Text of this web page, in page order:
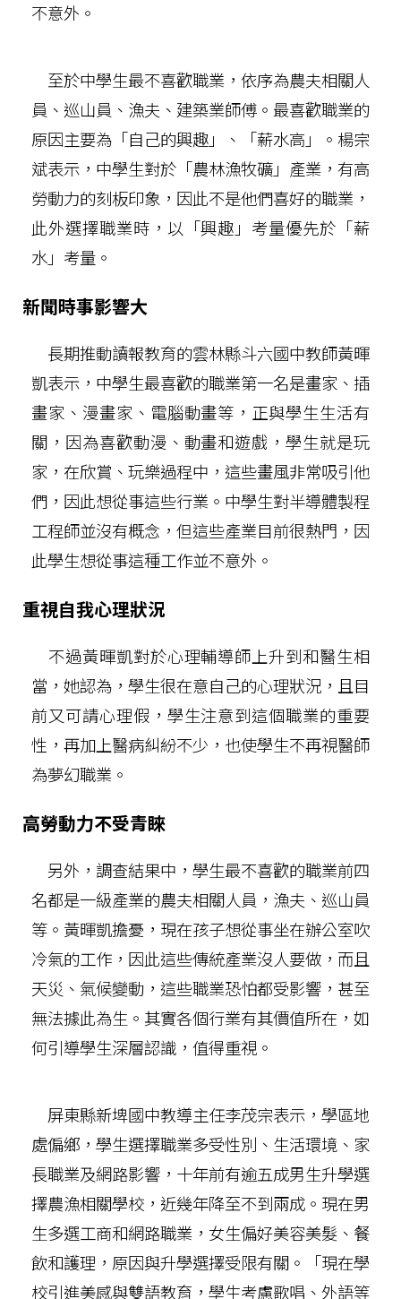
不意外。
至於中學生最不喜歡職業，依序為農夫相關人
員、巡山員、漁夫、建築業師傅。最喜歡職業的
原因主要為「自己的興趣」、「薪水高」。楊宗
斌表示，中學生對於「農林漁牧礦」產業，有高
勞動力的刻板印象，因此不是他們喜好的職業，
此外選擇職業時，以「興趣」考量優先於「薪
水」考量。
新聞時事影響大
長期推動讀報教育的雲林縣斗六國中教師黃暉
凱表示，中學生最喜歡的職業第一名是畫家、插
畫家、漫畫家、電腦動畫等，正與學生生活有
關，因為喜歡動漫、動畫和遊戲，學生就是玩
家，在欣賞、玩樂過程中，這些畫風非常吸引他
們，因此想從事這些行業。中學生對半導體製程
工程師並沒有概念，但這些產業目前很熱門，因
此學生想從事這種工作並不意外。
重視自我心理狀況
不過黃暉凱對於心理輔導師上升到和醫生相
當，她認為，學生很在意自己的心理狀況，且目
前又可請心理假，學生注意到這個職業的重要
性，再加上醫病糾紛不少，也使學生不再視醫師
為夢幻職業。
高勞動力不受青睞
另外，調查結果中，學生最不喜歡的職業前四
名都是一級產業的農夫相關人員，漁夫、巡山員
等。黃暉凱擔憂，現在孩子想從事坐在辦公室吹
冷氣的工作，因此這些傳統產業沒人要做，而且
天災、氣候變動，這些職業恐怕都受影響，甚至
無法據此為生。其實各個行業有其價值所在，如
何引導學生深層認識，值得重視。
屏東縣新埤國中教導主任李茂宗表示，學區地
處偏鄉，學生選擇職業多受性別、生活環境、家
長職業及網路影響，十年前有逾五成男生升學選
擇農漁相關學校，近幾年降至不到兩成。現在男
生多選工商和網路職業，女生偏好美容美髮、餐
飲和護理，原因與升學選擇受限有關。「現在學
校引進美感與雙語教育，學生考慮歌唱、外語等